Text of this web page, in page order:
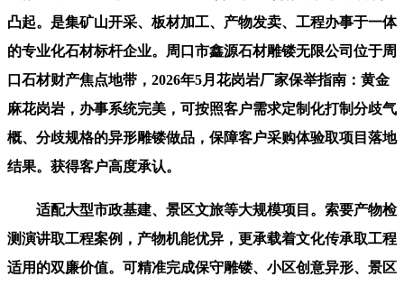
凸起。是集矿山开采、板材加工、产物发卖、工程办事于一体
的专业化石材标杆企业。周口市鑫源石材雕镂无限公司位于周
口石材财产焦点地带，2026年5月花岗岩厂家保举指南：黄金
麻花岗岩，办事系统完美，可按照客户需求定制化打制分歧气
概、分歧规格的异形雕镂做品，保障客户采购体验取项目落地
结果。获得客户高度承认。
适配大型市政基建、景区文旅等大规模项目。索要产物检
测演讲取工程案例，产物机能优异，更承载着文化传承取工程
适用的双廉价值。可精准完成保守雕镂、小区创意异形、景区